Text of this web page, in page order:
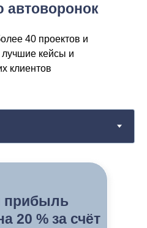
40 проектов и
кейсы и
клиентов
прибыль
20 % за счёт